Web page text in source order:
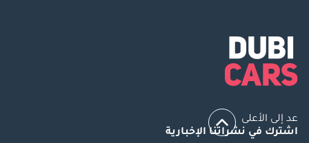
عد إلى الأعلى
اشترك في نشراتنا الإخبارية